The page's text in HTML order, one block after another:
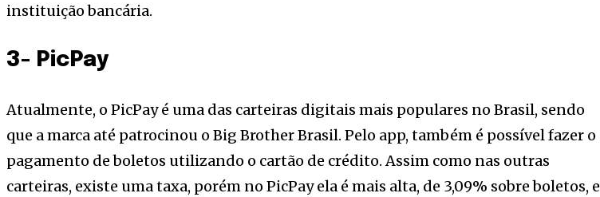
instituição bancária.
3- PicPay
Atualmente, o PicPay é uma das carteiras digitais mais populares no Brasil, sendo
que a marca até patrocinou o Big Brother Brasil. Pelo app, também é possível fazer o
pagamento de boletos utilizando o cartão de crédito. Assim como nas outras
carteiras, existe uma taxa, porém no PicPay ela é mais alta, de 3,09% sobre boletos, e